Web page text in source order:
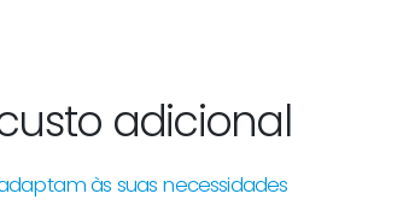
adicional
às suas necessidades